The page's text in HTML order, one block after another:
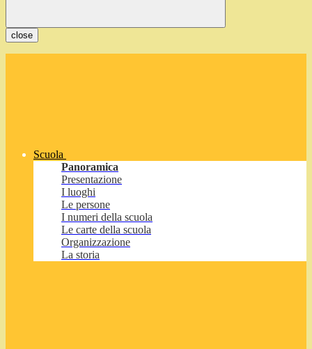
close
Scuola
Panoramica
Presentazione
I luoghi
Le persone
I numeri della scuola
Le carte della scuola
Organizzazione
La storia